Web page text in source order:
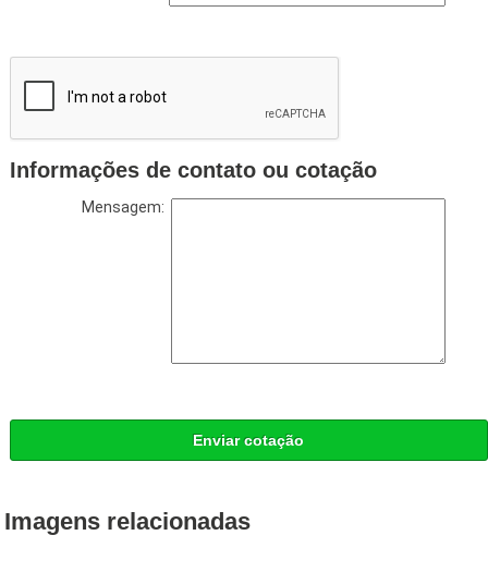
Informações de contato ou cotação
Mensagem:
Enviar cotação
Imagens relacionadas